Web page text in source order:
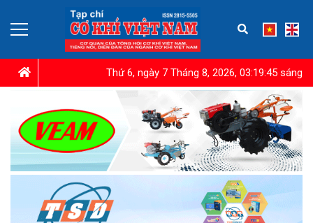
Thứ 6, ngày 7 Tháng 8, 2026, 03:19:47 sáng